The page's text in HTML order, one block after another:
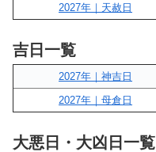
2027年｜天赦日
吉日一覧
2027年｜神吉日
2027年｜母倉日
大悪日・大凶日一覧